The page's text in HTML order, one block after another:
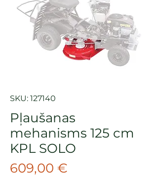
SKU: 127140
Pļaušanas
mehanisms 125 cm
KPL SOLO
609,00 €